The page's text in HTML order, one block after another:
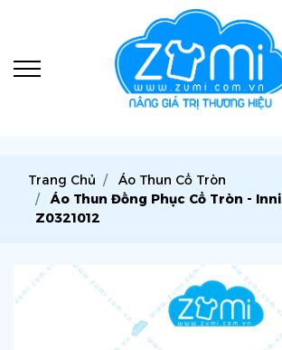
Trang Chủ
Áo Thun Cổ Tròn
Áo Thun Đồng Phục Cổ Tròn -
Z0321012